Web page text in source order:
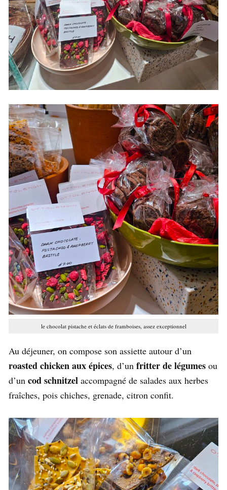
le chocolat pistache et éclats de framboises, assez exceptionnel
Au déjeuner, on compose son assiette autour d’un
roasted chicken aux épices, d’un fritter de légumes ou
d’un cod schnitzel accompagné de salades aux herbes
fraîches, pois chiches, grenade, citron confit.